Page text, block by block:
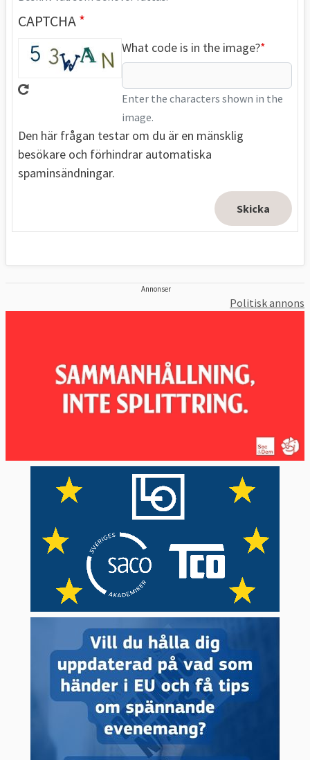
CAPTCHA
What code is in the image?
Enter the characters shown in the
image.
Den här frågan testar om du är en mänsklig
besökare och förhindrar automatiska
spaminsändningar.
Annonser
Politisk annons